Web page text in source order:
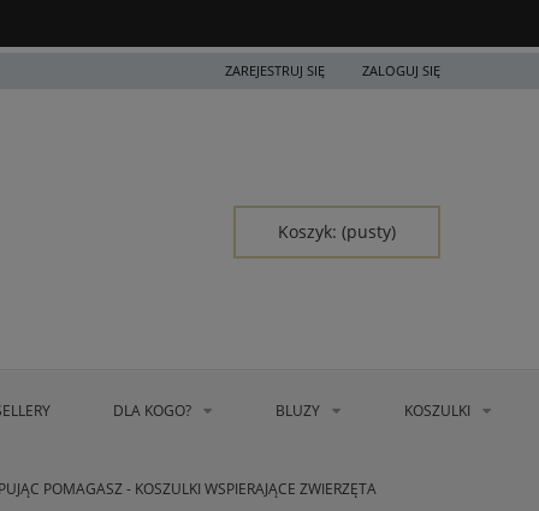
ZAREJESTRUJ SIĘ ZALOGUJ SIĘ
Koszyk: (pusty)
DLA KOGO? BLUZY KOSZULKI
POMAGASZ - KOSZULKI WSPIERAJĄCE ZWIERZĘTA